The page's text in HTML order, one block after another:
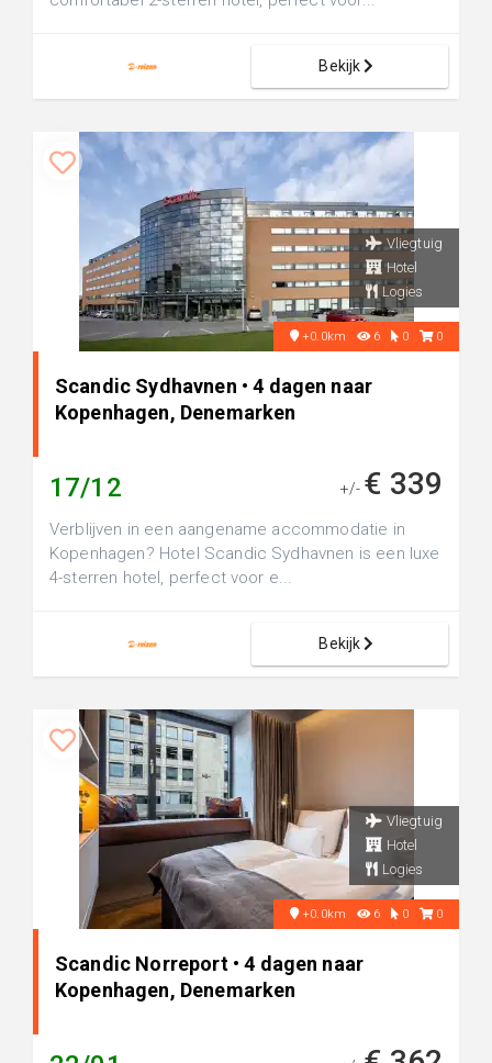
Bekijk
Vliegtuig
Hotel
Logies
+0.0km 6 0 0
Scandic Sydhavnen • 4 dagen naar
Kopenhagen, Denemarken
17/12 +/- € 339
Verblijven in een aangename accommodatie in
Kopenhagen? Hotel Scandic Sydhavnen is een luxe
4-sterren hotel, perfect voor e...
Bekijk
Vliegtuig
Hotel
Logies
+0.0km 6 0 0
Scandic Norreport • 4 dagen naar
Kopenhagen, Denemarken